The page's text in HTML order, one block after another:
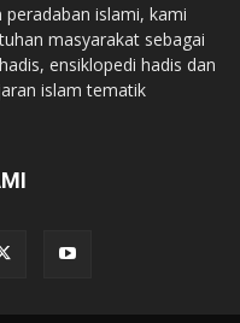
islami, kami
masyarakat sebagai
ensiklopedi hadis dan
islam tematik